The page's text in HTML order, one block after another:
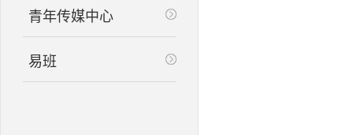
青年传媒中心
易班